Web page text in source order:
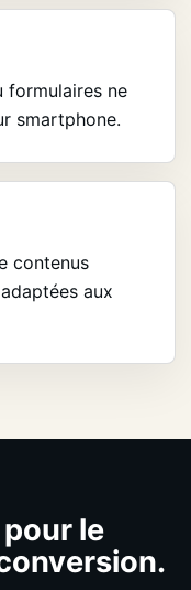
formulaires ne
smartphone.
contenus
aux
le